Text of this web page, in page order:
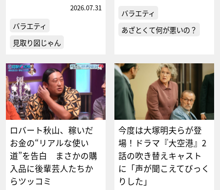
2026.07.31
バラエティ
見取り図じゃん
バラエティ
あざとくて何が悪いの？
ロバート秋山、稼いだ
お金の“リアルな使い
道”を告白 まさかの購
入品に後輩芸人たちか
らツッコミ
今度は大塚明夫らが登
場！ドラマ『大空港』2
話の吹き替えキャスト
に「声が聞こえてびっく
りした」